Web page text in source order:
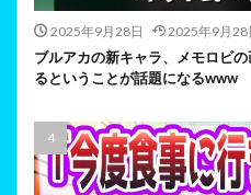
2025年9月28日 2025年9月28
ブルアカの新キャラ、メモロビ
るということが話題になるwww